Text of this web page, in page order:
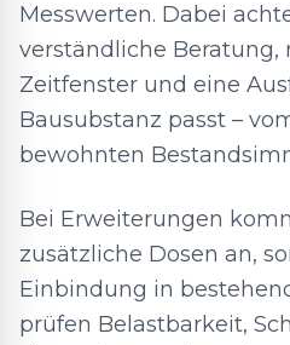
Messwerten. Dabei
verständliche Beratung,
Zeitfenster und eine
Bausubstanz passt –
bewohnten
Bei Erweiterungen
zusätzliche Dosen an,
Einbindung in
prüfen Belastbarkeit,